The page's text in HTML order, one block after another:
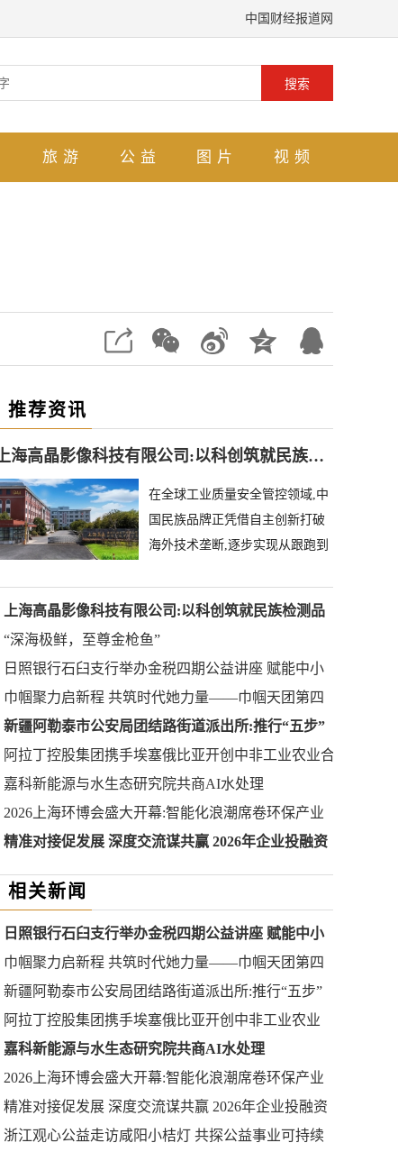
中国财经报道网
搜索
旅游 公益 图片 视频
推荐资讯
上海高晶影像科技有限公司:以科创筑就民族检测品牌
在全球工业质量安全管控领域,中
国民族品牌正凭借自主创新打破
海外技术垄断,逐步实现从跟跑到
上海高晶影像科技有限公司:以科创筑就民族检测品
牌
“深海极鲜，至尊金枪鱼”
日照银行石臼支行举办金税四期公益讲座 赋能中小
微企业合规发展
巾帼聚力启新程 共筑时代她力量——巾帼天团第四
次组委会筹备会圆满举办
新疆阿勒泰市公安局团结路街道派出所:推行“五步”
工作法 打造新时代“枫”景线
阿拉丁控股集团携手埃塞俄比亚开创中非工业农业合
作新篇章
嘉科新能源与水生态研究院共商AI水处理
2026上海环博会盛大开幕:智能化浪潮席卷环保产业
精准对接促发展 深度交流谋共赢 2026年企业投融资
相关新闻
日照银行石臼支行举办金税四期公益讲座 赋能中小
微企业合规发展
巾帼聚力启新程 共筑时代她力量——巾帼天团第四
次组委会筹备会圆满举办
新疆阿勒泰市公安局团结路街道派出所:推行“五步”
工作法 打造新时代“枫”景线
阿拉丁控股集团携手埃塞俄比亚开创中非工业农业
合作新篇章
嘉科新能源与水生态研究院共商AI水处理
2026上海环博会盛大开幕:智能化浪潮席卷环保产业
精准对接促发展 深度交流谋共赢 2026年企业投融资
交流活动第二期圆满举行
浙江观心公益走访咸阳小桔灯 共探公益事业可持续